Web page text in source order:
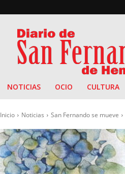
Diario
de
San
NOTICIAS OCIO CULTURA
Inicio Noticias San Fernando se mueve